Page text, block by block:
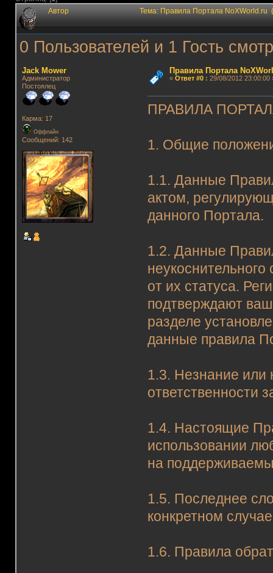
Автор Тема: Правила Портала NoXWorld.ru
0 Пользователей и 1 Гость
Jack Mower
Администратор
Постоялец
Карма: 17
Оффлайн
Сообщений: 142
Правила Портала
« Ответ #0: 29/08/2012 23:00:00
ПРАВИЛА
1. Общие
1.1. Данные
актом,
данного Портала.
1.2. Данные
от их статуса.
подтверждают
разделе
данные правила
1.3. Незнание или
ответственности
1.4. Настоящие
использовании
на
1.5. Последнее
конкретном
1.6. Правила